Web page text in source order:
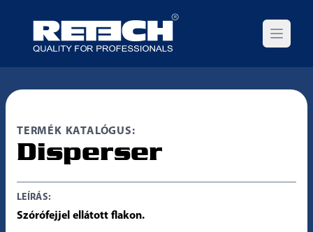
Open
TERMÉK KATALÓGUS:
Disperser
LEÍRÁS:
Szórófejjel ellátott flakon.